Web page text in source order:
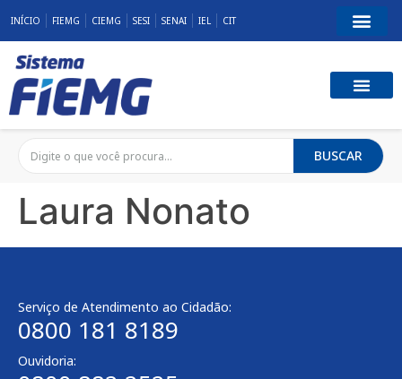
INÍCIO FIEMG CIEMG SESI SENAI IEL CIT
BUSCAR
Laura Nonato
Serviço de Atendimento ao Cidadão:
0800 181 8189
Ouvidoria: